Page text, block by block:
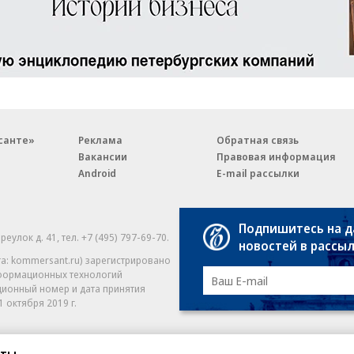
Реклама
Вакансии
Android
Обратная связь
Правовая информация
E-mail рассылки
д. 41,тел. +7 (495) 797-69-70.
kommersant.ru) зарегистрировано
технологий
номер и дата принятия
октября 2019 г.
Партнерские проекты/
«Промо» и «Официальное
На kommersant.ru
Подпишитесь на
новостей в